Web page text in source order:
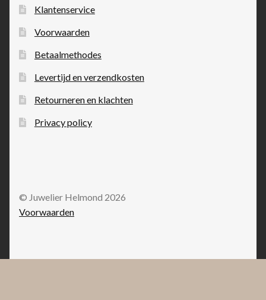
Klantenservice
Voorwaarden
Betaalmethodes
Levertijd en verzendkosten
Retourneren en klachten
Privacy policy
© Juwelier Helmond 2026
Voorwaarden